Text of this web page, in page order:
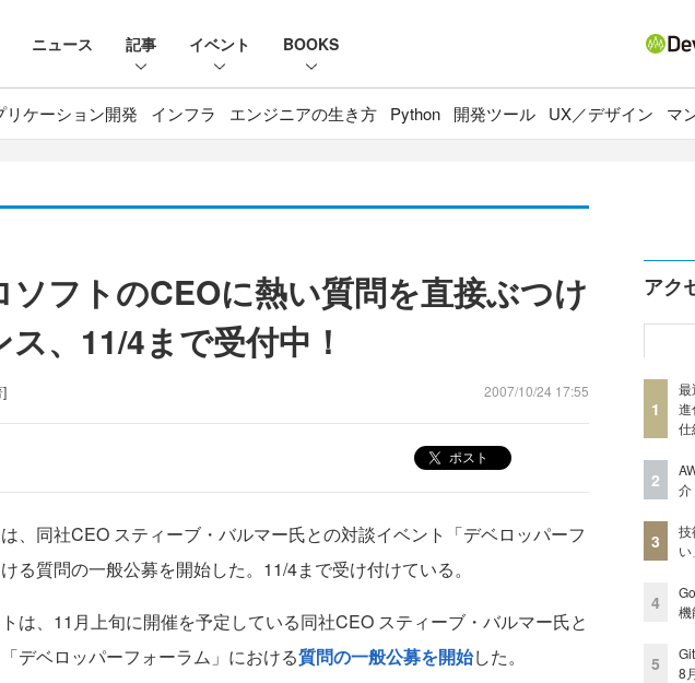
ニュース 記事 イベント BOOKS
リケーション開発 インフラ エンジニアの生き方 Python 開発ツール UX／デザイン マ
ソフトのCEOに熱い質問を直接ぶつけ
、11/4まで受付中！
] 2007/10/24 17:55
ポスト
、同社CEO スティーブ・バルマー氏との対談イベント「デベロッパーフ
る質問の一般公募を開始した。11/4まで受け付けている。
は、11月上旬に開催を予定している同社CEO スティーブ・バルマー氏と
デベロッパーフォーラム」における質問の一般公募を開始した。
アク
1
最
仕
2
介
3
4
機
5
8